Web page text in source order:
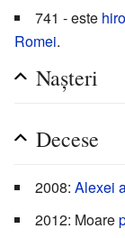
741 - este
Romei.
Nașteri
Decese
2008: Alexei
2012: Moare